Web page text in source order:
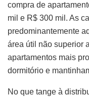
compra de
mil e R$ 300 mil. As
predominantemente
área útil não superior
apartamentos mais
dormitório e
No que tange à